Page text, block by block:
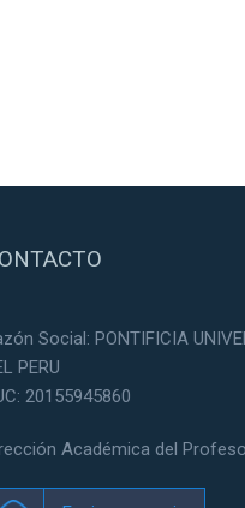
Social: PONTIFICIA
PERU
20155945860
Académica del